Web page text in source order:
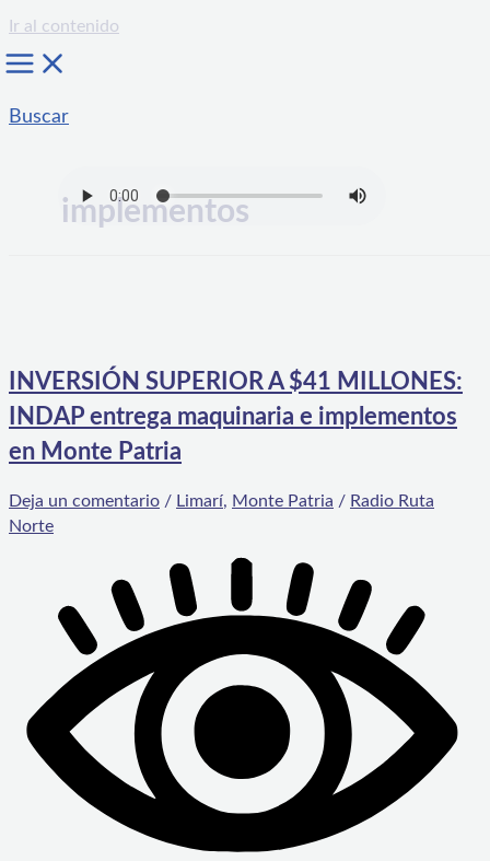
Ir al contenido
Buscar
implementos
INVERSIÓN SUPERIOR A $41 MILLONES:
INDAP entrega maquinaria e implementos
en Monte Patria
Deja un comentario / Limarí, Monte Patria / Radio Ruta
Norte